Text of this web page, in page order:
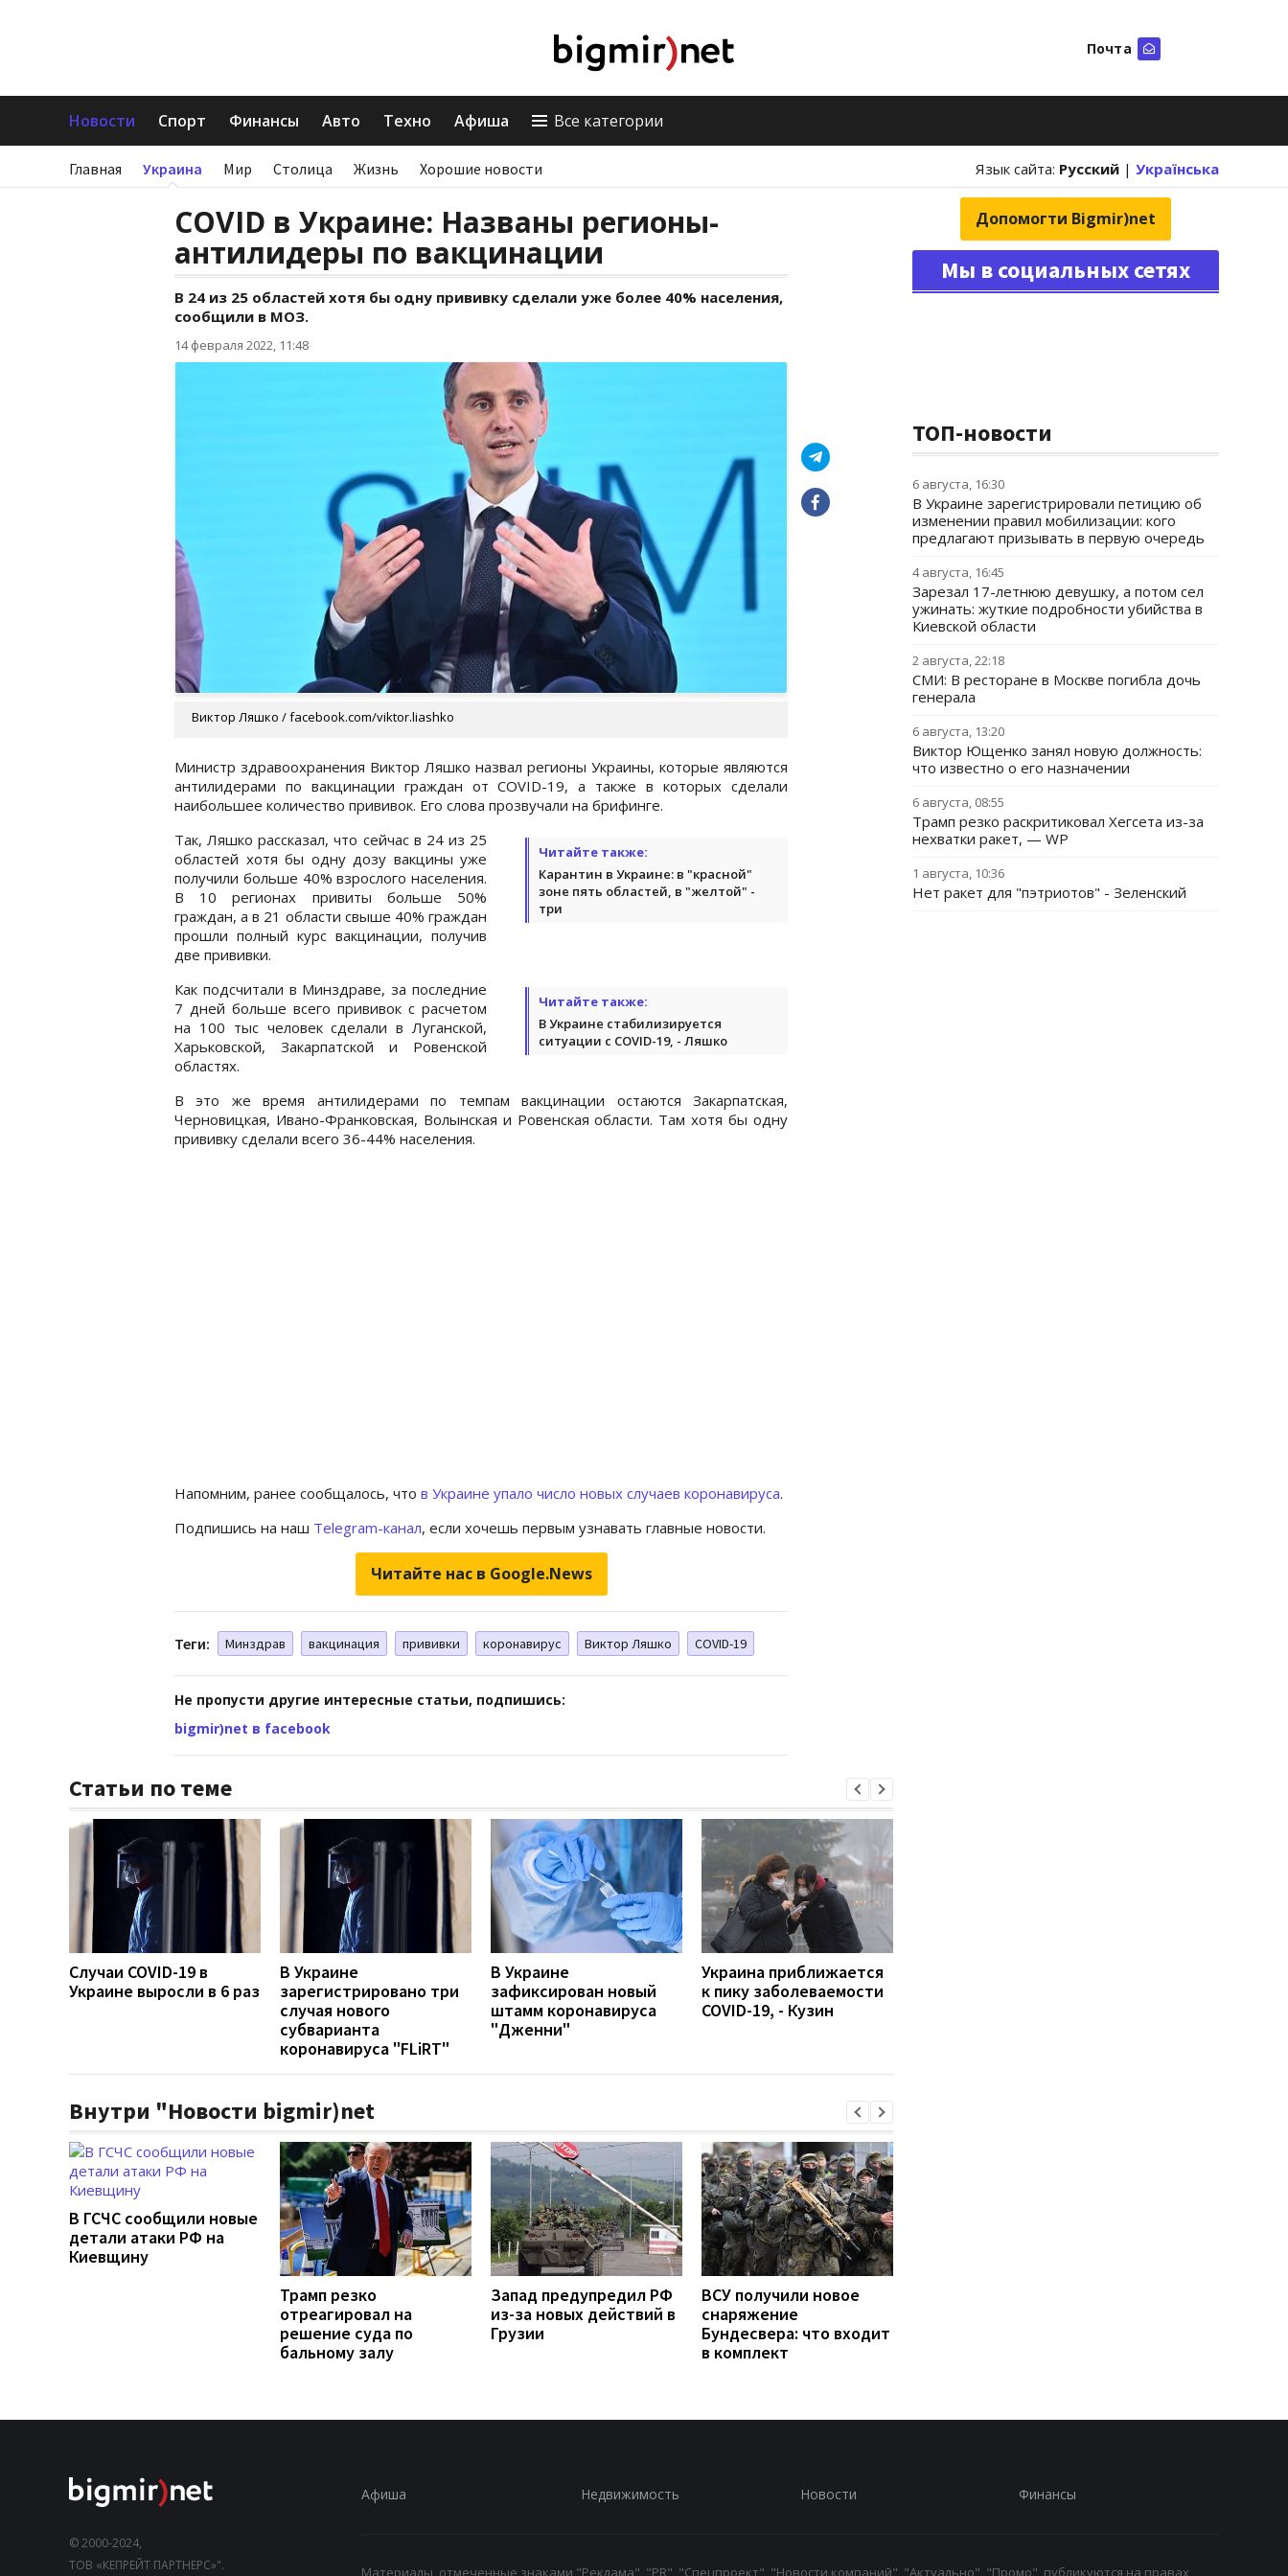
Почта
Новости Спорт Финансы Авто Техно Афиша Все категории
Главная Украина Мир Столица Жизнь Хорошие новости Язык сайта: Русский | Українська
COVID в Украине: Названы регионы-
антилидеры по вакцинации
В 24 из 25 областей хотя бы одну прививку сделали уже более 40% населения,
сообщили в МОЗ.
14 февраля 2022, 11:48
Виктор Ляшко / facebook.com/viktor.liashko
Министр здравоохранения Виктор Ляшко назвал регионы Украины, которые являются
антилидерами по вакцинации граждан от COVID-19, а также в которых сделали
наибольшее количество прививок. Его слова прозвучали на брифинге.
Читайте также:
Карантин в Украине: в "красной"
зоне пять областей, в "желтой" -
три
Так, Ляшко рассказал, что сейчас в 24 из 25
областей хотя бы одну дозу вакцины уже
получили больше 40% взрослого населения.
В 10 регионах привиты больше 50%
граждан, а в 21 области свыше 40% граждан
прошли полный курс вакцинации, получив
две прививки.
Читайте также:
В Украине стабилизируется
ситуации с COVID-19, - Ляшко
Как подсчитали в Минздраве, за последние
7 дней больше всего прививок с расчетом
на 100 тыс человек сделали в Луганской,
Харьковской, Закарпатской и Ровенской
областях.
В это же время антилидерами по темпам вакцинации остаются Закарпатская,
Черновицкая, Ивано-Франковская, Волынская и Ровенская области. Там хотя бы одну
прививку сделали всего 36-44% населения.
Напомним, ранее сообщалось, что в Украине упало число новых случаев коронавируса.
Подпишись на наш Telegram-канал, если хочешь первым узнавать главные новости.
Читайте нас в Google.News
Теги: Минздрав вакцинация прививки коронавирус Виктор Ляшко COVID-19
Не пропусти другие интересные статьи, подпишись:
bigmir)net в facebook
Статьи по теме
Случаи COVID-19 в
Украине выросли в 6 раз
В Украине
зарегистрировано три
случая нового
субварианта
коронавируса "FLiRT"
В Украине
зафиксирован новый
штамм коронавируса
"Дженни"
Украина приближается
к пику заболеваемости
COVID-19, - Кузин
Внутри "Новости bigmir)net
В ГСЧС сообщили новые
детали атаки РФ на
Киевщину
Трамп резко
отреагировал на
решение суда по
бальному залу
Запад предупредил РФ
из-за новых действий в
Грузии
ВСУ получили новое
снаряжение
Бундесвера: что входит
в комплект
Допомогти Bigmir)net
Мы в социальных сетях
ТОП-новости
6 августа, 16:30
В Украине зарегистрировали петицию об
изменении правил мобилизации: кого
предлагают призывать в первую очередь
4 августа, 16:45
Зарезал 17-летнюю девушку, а потом сел
ужинать: жуткие подробности убийства в
Киевской области
2 августа, 22:18
СМИ: В ресторане в Москве погибла дочь
генерала
6 августа, 13:20
Виктор Ющенко занял новую должность:
что известно о его назначении
6 августа, 08:55
Трамп резко раскритиковал Хегсета из-за
нехватки ракет, — WP
1 августа, 10:36
Нет ракет для "пэтриотов" - Зеленский
© 2000-2024,
ТОВ «КЕПРЕЙТ ПАРТНЕРС»".
Афиша Недвижимость Новости Финансы
Материалы, отмеченные знаками "Реклама", "PR", "Спецпроект", "Новости компаний", "Актуально", "Промо", публикуются на правах